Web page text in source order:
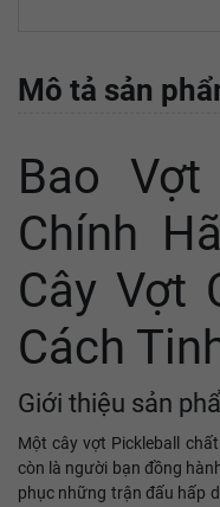
Mô tả sản
Bao Vợt
Chính
Cây Vợt
Cách
Giới thiệu sản
Một cây vợt Pickleball
còn là người bạn đồng
phục những trận đấu hấp